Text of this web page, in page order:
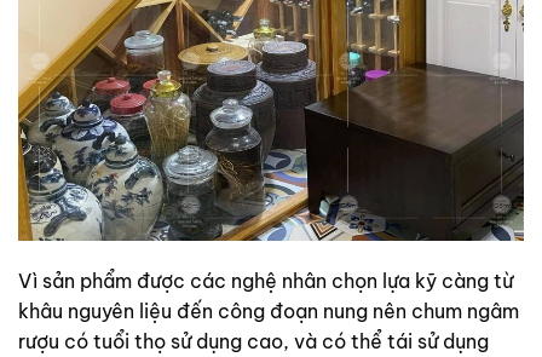
Vì sản phẩm được các nghệ nhân chọn lựa kỹ càng từ
khâu nguyên liệu đến công đoạn nung nên chum ngâm
rượu có tuổi thọ sử dụng cao, và có thể tái sử dụng